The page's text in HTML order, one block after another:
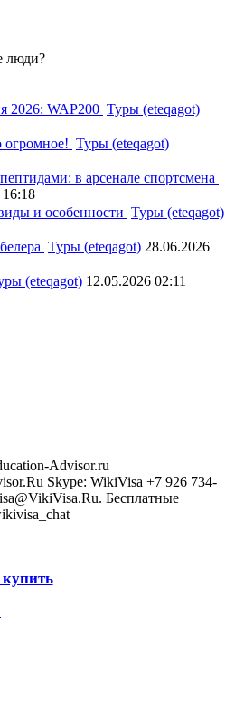
люди?
2026: WAP200 Туры (eteqagot)
огромное! Туры (eteqagot)
в арсенале спортсмена
16:18
и особенности Туры (eteqagot)
Туры (eteqagot) 28.06.2026
(eteqagot) 12.05.2026 02:11
Advisor.ru
Skype: WikiVisa +7 926 734-
Бесплатные